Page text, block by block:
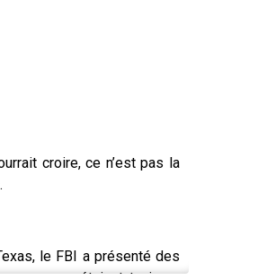
croire, ce n’est pas la
le FBI a présenté des